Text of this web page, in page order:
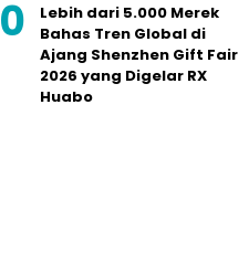
Lebih dari 5.000 Merek
Bahas Tren Global di
Ajang Shenzhen Gift Fair
2026 yang Digelar RX
Huabo